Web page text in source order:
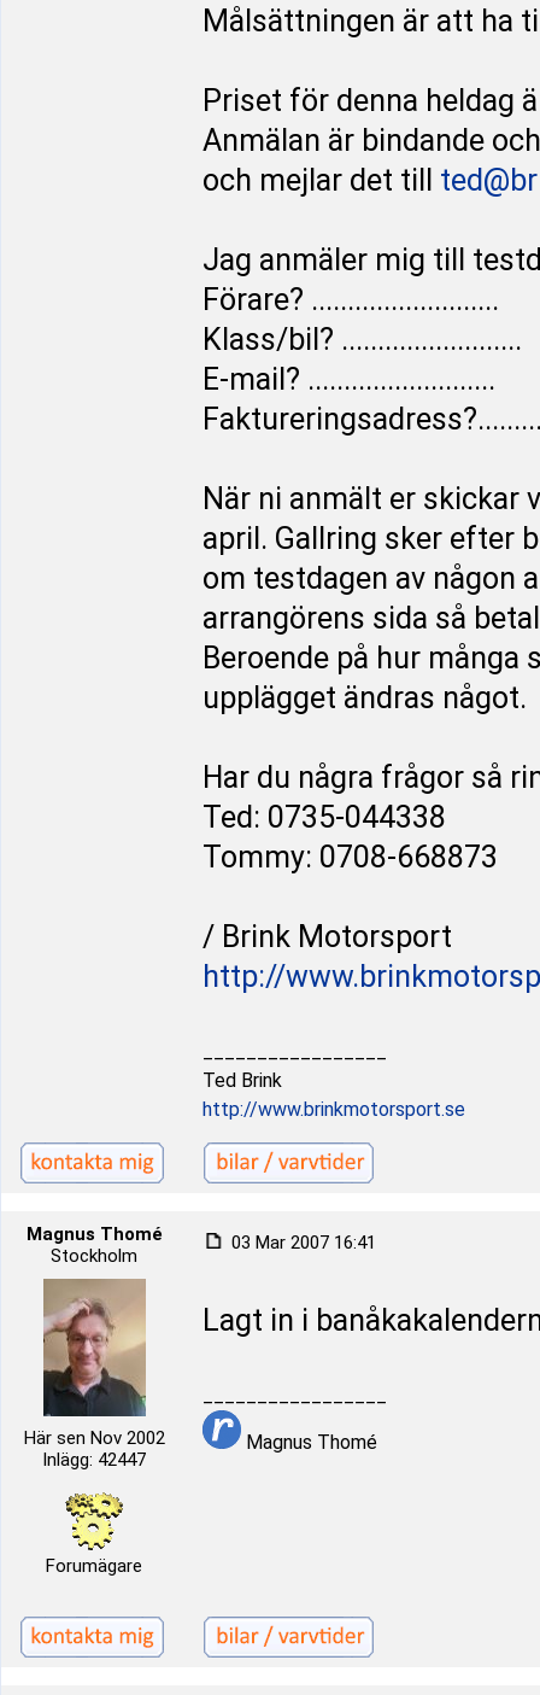
Målsättningen är att ha
Priset för denna heldag
Anmälan är bindande
och mejlar det till
Jag anmäler mig till
Förare? ..........................
Klass/bil? .........................
E-mail? ..........................
När ni anmält er skickar
april. Gallring sker efter
om testdagen av någon
arrangörens sida så
Beroende på hur många
upplägget ändras något.
Har du några frågor så
Ted: 0735-044338
Tommy: 0708-668873
/ Brink Motorsport
http://
Ted Brink
http://www.brinkmotorsport.se
Magnus Thomé
Stockholm
Här sen Nov 2002
Inlägg: 42447
Forumägare
03 Mar 2007 16:41
Lagt in i
Magnus Thomé